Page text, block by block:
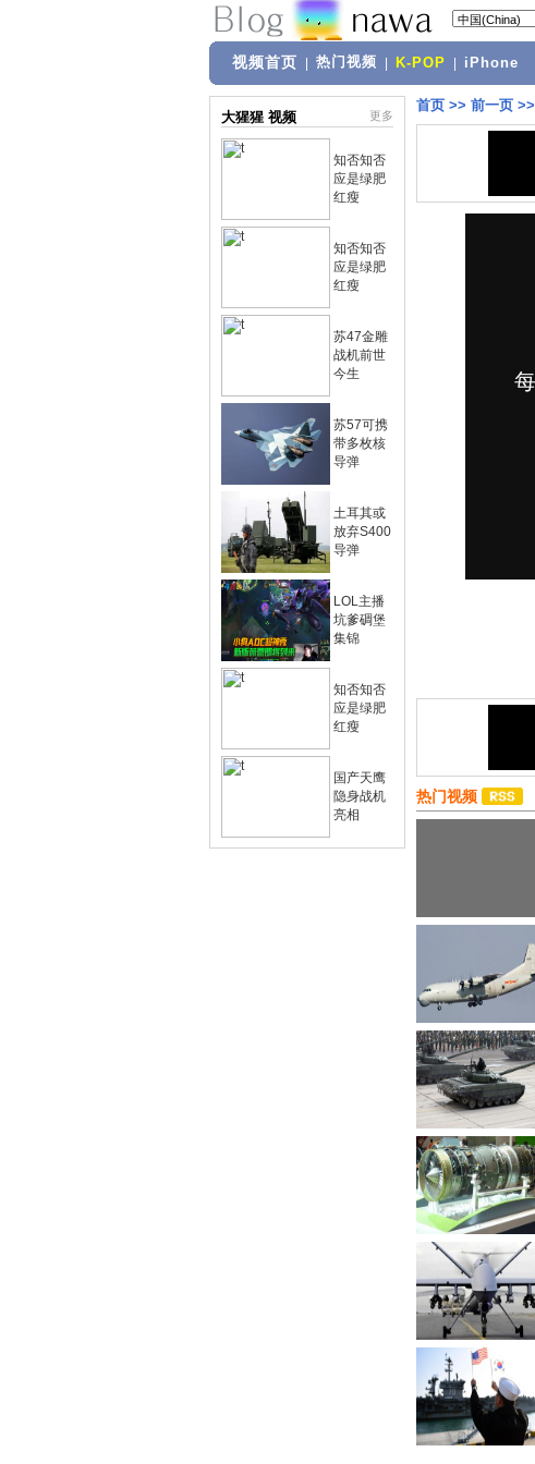
视频首页 热门视频 K-POP iPhone
大猩猩 视频 更多
知否知否
应是绿肥
红瘦
知否知否
应是绿肥
红瘦
苏47金雕
战机前世
今生
苏57可携
带多枚核
导弹
土耳其或
放弃S400
导弹
LOL主播
坑爹碉堡
集锦
知否知否
应是绿肥
红瘦
国产天鹰
隐身战机
亮相
首页 >> 前一页 >>
热门视频